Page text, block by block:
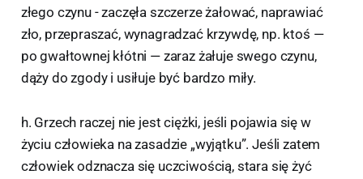
złego czynu - zaczęła szczerze żałować, naprawiać
zło, przepraszać, wynagradzać krzywdę, np. ktoś —
po gwałtownej kłótni — zaraz żałuje swego czynu,
dąży do zgody i usiłuje być bardzo miły.
h. Grzech raczej nie jest ciężki, jeśli pojawia się w
życiu człowieka na zasadzie „wyjątku”. Jeśli zatem
człowiek odznacza się uczciwością, stara się żyć